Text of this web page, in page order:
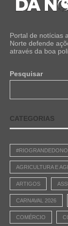
Portal de notícias
Norte defende
através da boa
Pesquisar
CATEGORIAS
AGRICULTURA E
ARTIGOS
CARNAVAL 2026
COMÉRCIO